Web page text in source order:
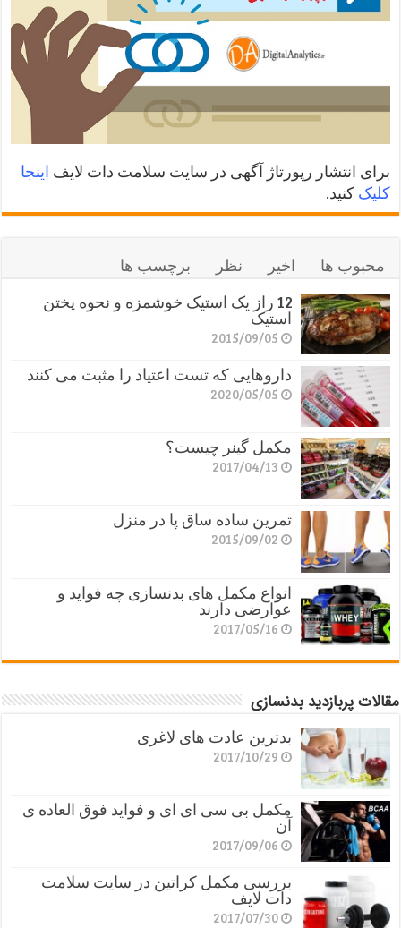
برای انتشار رپورتاژ آگهی در سایت سلامت دات لایف اینجا
کلیک کنید.
محبوب ها اخیر نظر
برچسب ها
12 راز یک استیک خوشمزه و نحوه پختن
استیک
2015/09/05
داروهایی که تست اعتیاد را مثبت می کنند
2020/05/05
مکمل گینر چیست؟
2017/04/13
تمرین ساده ساق پا در منزل
2015/09/02
انواع مکمل های بدنسازی چه فواید و
عوارضی دارند
2017/05/16
مقالات پربازدید بدنسازی
بدترین عادت های لاغری
2017/10/29
مکمل بی سی ای ای و فواید فوق العاده ی
آن
2017/09/06
بررسی مکمل کراتین در سایت سلامت
دات لایف
2017/07/30